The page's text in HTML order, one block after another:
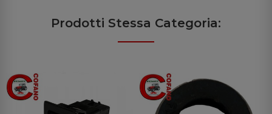
Prodotti Stessa Categoria: